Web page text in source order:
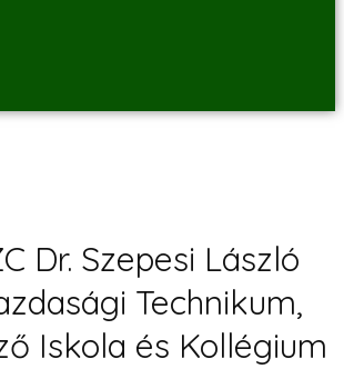
Dr. Szepesi László
Technikum,
Iskola és Kollégium